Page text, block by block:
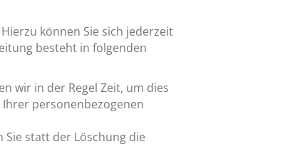
können Sie sich jederzeit
besteht in folgenden
wir in der Regel Zeit, um dies
personenbezogenen
statt der Löschung die